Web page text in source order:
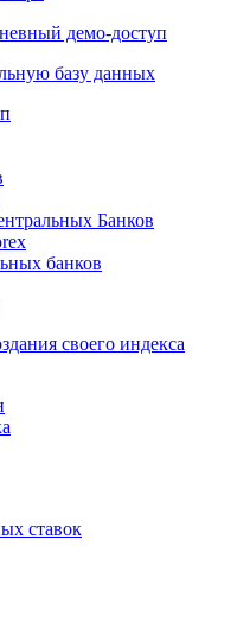
базу данных
Банков
банков
своего индекса
ставок